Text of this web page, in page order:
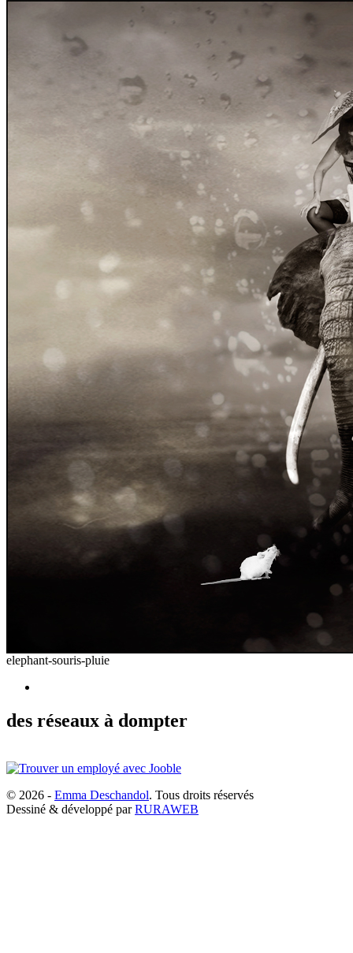
elephant-souris-pluie
des réseaux à dompter
© 2026 - Emma Deschandol. Tous droits réservés
Dessiné & développé parRURAWEB